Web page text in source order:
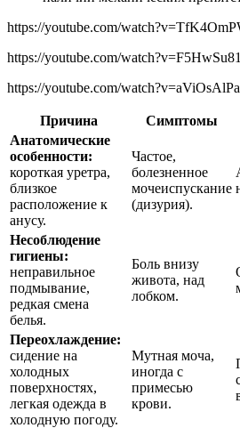
https://youtube.com/
https://youtube.com/
https://youtube.com/
Причина Симптомы
Анатомические
особенности:
короткая уретра,
близкое
расположение к
анусу.
Частое,
болезненное
мочеиспускание
(дизурия).
Несоблюдение
гигиены:
неправильное
подмывание,
редкая смена
белья.
Боль внизу
живота, над
лобком.
Переохлаждение:
сидение на
холодных
поверхностях,
легкая одежда в
холодную погоду.
Мутная моча,
иногда с
примесью
крови.